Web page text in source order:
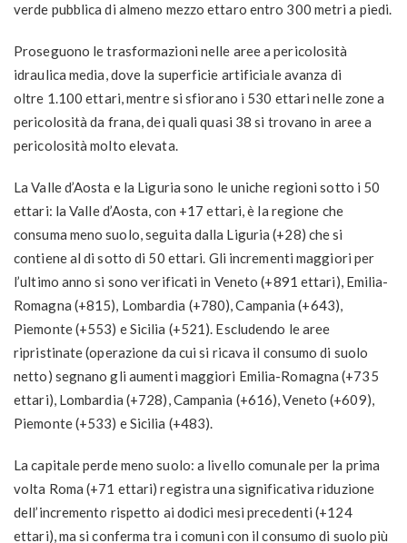
verde pubblica di almeno mezzo ettaro entro 300 metri a piedi.
Proseguono letrasformazioni nelle aree a pericolosità
idraulica media, dove la superficie artificiale avanza di
oltre 1.100 ettari, mentre sisfiorano i 530 ettari nelle zone a
pericolosità da frana, dei quali quasi 38 si trovano in aree a
pericolosità molto elevata.
La Valle d’Aosta e la Liguria sono le uniche regioni sotto i 50
ettari: la Valle d’Aosta, con +17 ettari, è la regione che
consuma meno suolo, seguita dalla Liguria (+28) che si
contiene al di sotto di 50 ettari. Gli incrementi maggiori per
l’ultimo anno si sono verificati in Veneto (+891 ettari), Emilia-
Romagna (+815), Lombardia (+780), Campania (+643),
Piemonte (+553) e Sicilia (+521). Escludendo le aree
ripristinate (operazione da cui si ricava il consumo di suolo
netto) segnano gli aumenti maggiori Emilia-Romagna (+735
ettari), Lombardia (+728), Campania (+616), Veneto (+609),
Piemonte (+533) e Sicilia (+483).
La capitale perde meno suolo:a livello comunale per la prima
volta Roma (+71 ettari) registra una significativa riduzione
dell’incremento rispetto ai dodici mesi precedenti (+124
ettari), ma si conferma tra i comuni con il consumo di suolo più